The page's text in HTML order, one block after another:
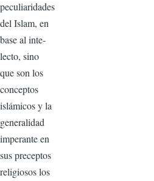
peculia­ridades
del Islam, en
base al inte­
lecto, sino
que son los
conceptos
islámicos y la
generalidad
impe­rante en
sus preceptos
religiosos los